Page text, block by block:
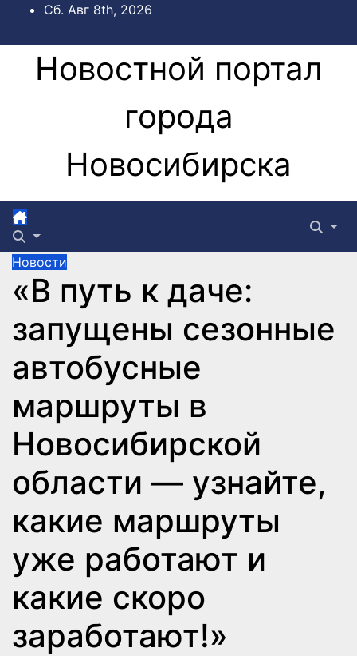
Перейти
содержимому
Сб. Авг 8th, 2026
Новостной портал
города
Новосибирска
Новости
«В путь к даче:
запущены сезонные
автобусные
маршруты в
Новосибирской
области — узнайте,
какие маршруты
уже работают и
какие скоро
заработают!»